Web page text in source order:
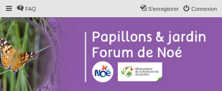
FAQ Connexion
S’enregistrer